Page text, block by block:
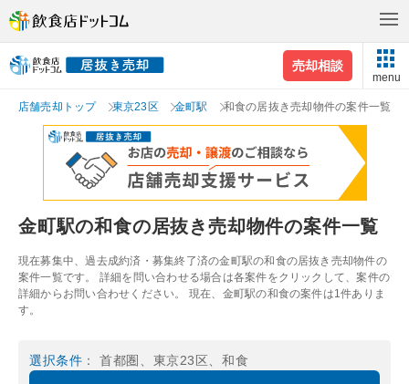
売却相談
menu
店舗売却トップ 東京23区 金町駅 和食の居抜き売却物件の案件一覧
金町駅の和食の居抜き売却物件の案件一覧
現在募集中、過去成約済・募集終了済の金町駅の和食の居抜き売却物件の
案件一覧です。 詳細を問い合わせる場合は各案件をクリックして、案件の
詳細からお問い合わせください。 現在、金町駅の和食の案件は1件ありま
す。
選択条件 ： 首都圏、東京23区、和食